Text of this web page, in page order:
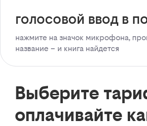
голосовой ввод в
нажмите на значок микрофона,
название – и книга найдется
Выберите
оплачивайте